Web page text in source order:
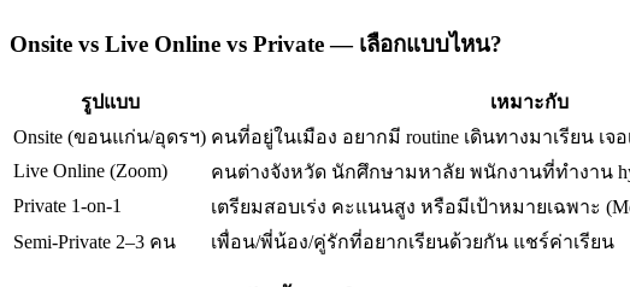
Onsite vs Live Online vs Private — เลือกแบบไหน?
รูปแบบ เหมาะกับ
Onsite (ขอนแก่น/อุดรฯ) คนที่อยู่ในเมือง อยากมี routine เดินทางมาเรียน เจ
Live Online (Zoom)
คนต่างจังหวัด นักศึกษามหาลัย พนักงานที่ทำงาน
Private 1-on-1
เตรียมสอบเร่ง คะแนนสูง หรือมีเป้าหมายเฉพาะ
Semi-Private 2–3 คน
เพื่อน/พี่น้อง/คู่รักที่อยากเรียนด้วยกัน แชร์ค่าเรียน